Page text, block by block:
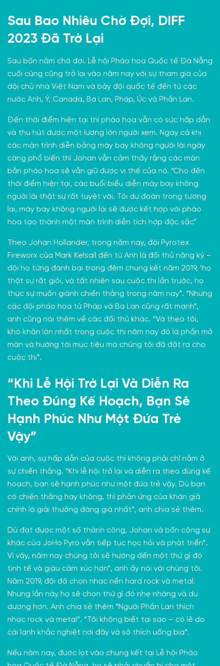
Sau Bao Nhiêu Chờ Đợi, DIFF
2023 Đã Trở Lại
Sau bốn năm chờ đợi. Lễ hội Pháo hoa Quốc tế Đà Nẵng
cuối cùng cũng trở lại vào năm nay với sự tham gia của
đội chủ nhà Việt Nam và bảy đội quốc tế đến từ các
nước Anh, Ý, Canada, Ba Lan, Pháp, Úc và Phần Lan.
Đến thời điểm hiện tại thì pháo hoa vẫn có sức hấp dẫn
và thu hút được một lượng lớn người xem. Ngay cả khi
các màn trình diễn bằng máy bay không người lái ngày
càng phổ biến thì Johan vẫn cảm thấy rằng các màn
bắn pháo hoa sẽ vẫn giữ được vị thế của nó. “Cho đến
thời điểm hiện tại, các buổi biểu diễn máy bay không
người lái thật sự rất tuyệt vời. Tôi dự đoán trong tương
lai, máy bay không người lái sẽ được kết hợp với pháo
hoa tạo thành một màn trình diễn tích hợp đặc sắc”
Theo Johan Hollander, trong năm nay, đội Pyrotex
Fireworx của Mark Kelsall
đến từ Anh là đối thủ nặng ký –
đội họ từng đánh bại trong đêm chung kết năm 2019, ‘họ
thật sự rất giỏi, và tất nhiên sau cuộc thi lần trước, họ
thực sự muốn giành chiến thắng trong năm nay”. “Nhưng
các đội pháo hoa từ Pháp và Ba Lan cũng rất mạnh”,
anh cũng nói thêm về các đối thủ khác. “Và theo tôi,
khó khăn lớn nhất trong cuộc thi năm nay đó là phần mở
màn và hướng tới mục tiêu mà chúng tôi đã đặt ra cho
cuộc thi”.
“Khi Lễ Hội Trở Lại Và Diễn Ra
Theo Đúng Kế Hoạch, Bạn Sẽ
Hạnh Phúc Như Một Đứa Trẻ
Vậy”
Với anh, sự hấp dẫn của cuộc thi không phải chỉ nằm ở
sự chiến thắng. “Khi lễ hội trở lại và diễn ra theo đúng kế
hoạch, bạn sẽ hạnh phúc như một đứa trẻ vậy. Dù bạn
có chiến thắng hay không, thì phản ứng của khán giả
chính là giải thưởng đáng giá nhất”, anh chia sẻ thêm.
Dù đạt được một số thành công, Johan và bốn cộng sự
khác của JoHo Pyro vẫn tiếp tục học hỏi và phát triển”.
Vì vậy, năm nay chúng tôi sẽ hướng đến một thứ gì đó
tinh tế và giàu cảm xúc hơn”, anh ấy nói với chúng tôi.
Năm 2019, đội đã chọn nhạc nền hard rock và metal.
Nhưng lần này họ sẽ chọn thứ gì đó nhẹ nhàng và du
dương hơn. Anh chia sẻ thêm “Người Phần Lan thích
nhạc rock và metal”. “Tôi không biết tại sao – có lẽ do
cái lạnh khắc nghiệt nơi đây và sở thích uống bia”.
Nếu năm nay, được lọt vào chung kết tại Lễ hội Pháo